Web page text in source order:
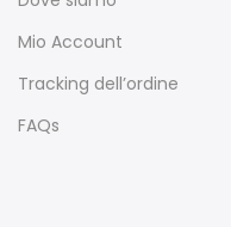
Mio Account
Tracking dell’ordine
FAQs